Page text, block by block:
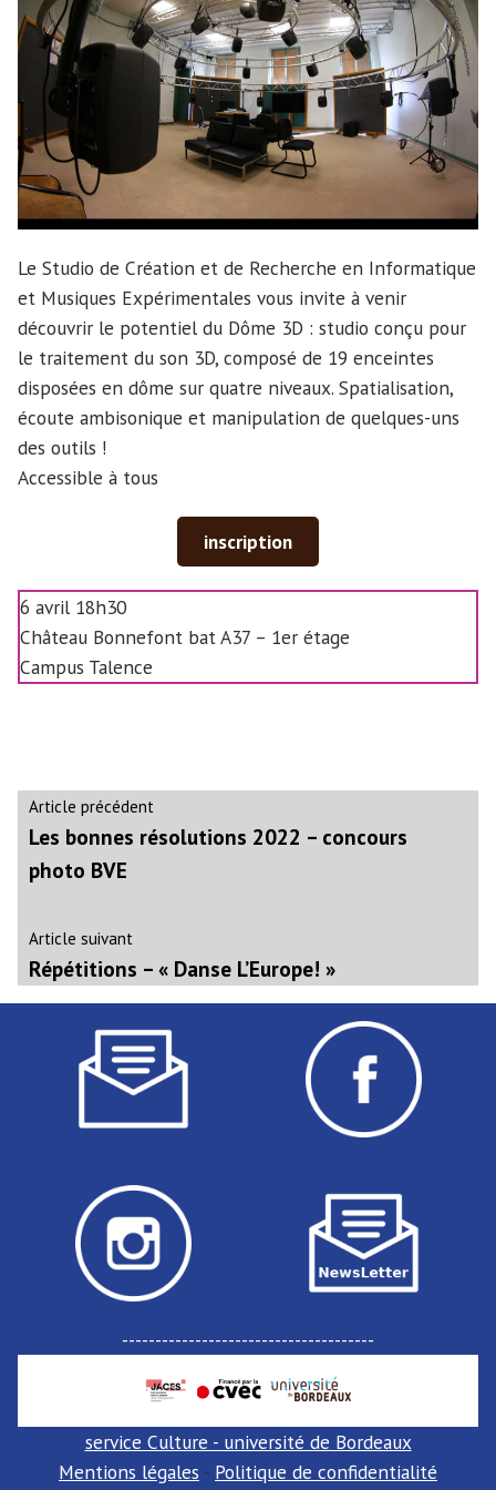
Le Studio de Création et de Recherche en Informatique
et Musiques Expérimentales vous invite à venir
découvrir le potentiel du Dôme 3D : studio conçu pour
le traitement du son 3D, composé de 19 enceintes
disposées en dôme sur quatre niveaux. Spatialisation,
écoute ambisonique et manipulation de quelques-uns
des outils !
Accessible à tous
inscription
6 avril 18h30
Château Bonnefont bat A37 – 1er étage
Campus Talence
Navigation
de
l’article
Article précédent
précédent :
Les bonnes résolutions 2022 – concours
photo BVE
Article suivant
suivant
Répétitions – « Danse L’Europe! »
--------------------------------------
service Culture - université de Bordeaux
Mentions légales - Politique de confidentialité